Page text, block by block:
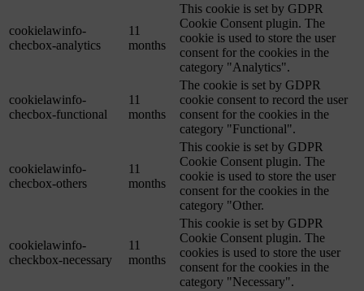
cookielawinfo-
checbox-analytics
11
months
This cookie is set by GDPR
Cookie Consent plugin. The
cookie is used to store the user
consent for the cookies in the
category "Analytics".
cookielawinfo-
checbox-functional
11
months
The cookie is set by GDPR
cookie consent to record the user
consent for the cookies in the
category "Functional".
cookielawinfo-
checbox-others
11
months
This cookie is set by GDPR
Cookie Consent plugin. The
cookie is used to store the user
consent for the cookies in the
category "Other.
cookielawinfo-
checkbox-necessary
11
months
This cookie is set by GDPR
Cookie Consent plugin. The
cookies is used to store the user
consent for the cookies in the
category "Necessary".